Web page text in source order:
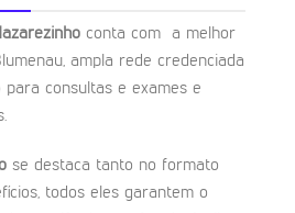
conta com a melhor
ampla rede credenciada
consultas e exames e
se destaca tanto no formato
todos eles garantem o